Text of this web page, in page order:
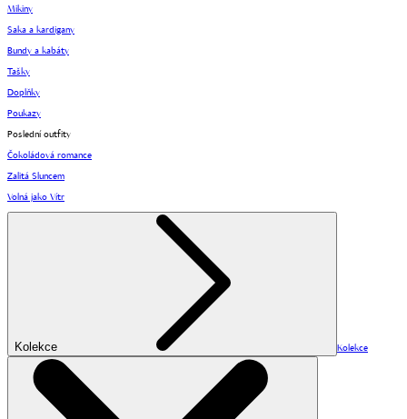
Mikiny
Saka a kardigany
Bundy a kabáty
Tašky
Doplňky
Poukazy
Poslední outfity
Čokoládová romance
Zalitá Sluncem
Volná jako Vítr
Kolekce Kolekce